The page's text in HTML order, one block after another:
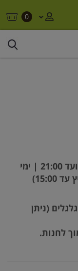
0
פתוח בימים א’ – ה’ מהשעה 08:30 ועד 21:00 | ימי
(ניתן
לחנות.